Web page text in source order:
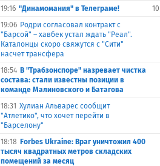
19:16 "Динамомания" в Телеграме!
10
19:06 Родри согласовал контракт с
"Барсой" – хавбек устал ждать "Реал".
Каталонцы скоро свяжутся с "Сити"
насчет трансфера
18:54 В "Трабзонспоре" назревает чистка
состава: стали известны позиции в
команде Малиновского и Батагова
18:31 Хулиан Альварес сообщит
"Атлетико", что хочет перейти в
"Барселону"
18:18 Forbes Ukraine: Враг уничтожил 400
тысяч квадратных метров складских
помещений за месяц